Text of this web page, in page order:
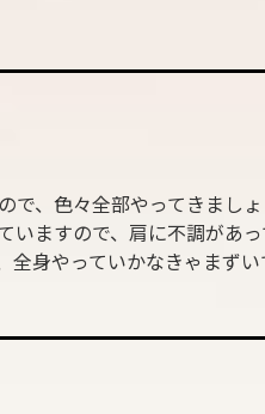
で、色々全部やってきまし
いますので、肩に不調があ
身やっていかなきゃまずい